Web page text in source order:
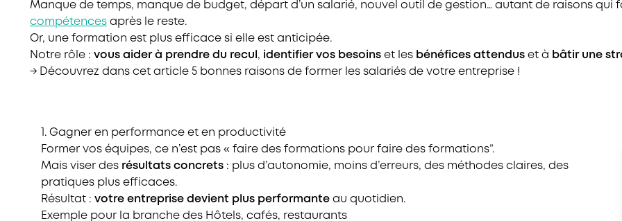
Manque de temps, manque de budget, départ d’un salarié, nouvel outil de gestion… autant de raisons qui
compétences après le reste.
Or, une formation est plus efficace si elle est anticipée.
Notre rôle : vous aider à prendre du recul , identifier vos besoins et les bénéfices attendus et à bâtir une
→ Découvrez dans cet article 5 bonnes raisons de former les salariés de votre entreprise !
1. Gagner en performance et en productivité
Former vos équipes, ce n’est pas « faire des formations pour faire des formations”.
Mais viser des résultats concrets : plus d’autonomie, moins d’erreurs, des méthodes claires, des
pratiques plus efficaces.
Résultat : votre entreprise devient plus performante au quotidien.
Exemple pour la branche des Hôtels, cafés, restaurants